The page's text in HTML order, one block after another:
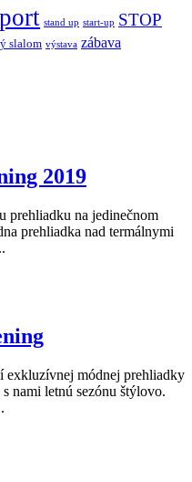
stand up start-up STOP
slalom výstava zábava
2019
prehliadku na jedinečnom
prehliadka nad termálnymi
módnej prehliadky
nami letnú sezónu štýlovo.